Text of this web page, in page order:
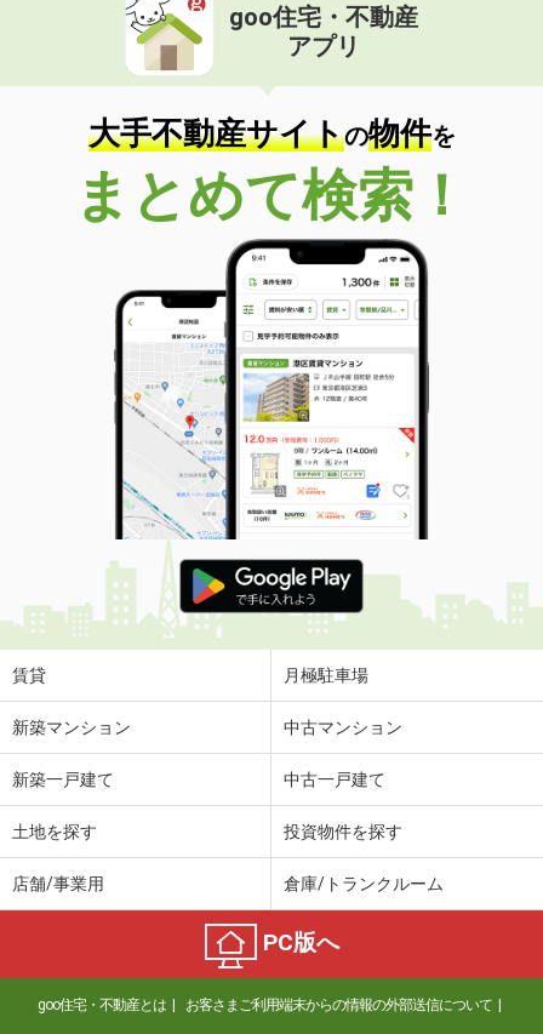
goo住宅・不動産
アプリ
大手不動産サイトの物件を
まとめて検索！
賃貸 月極駐車場
新築マンション 中古マンション
新築一戸建て 中古一戸建て
土地を探す 投資物件を探す
店舗/事業用 倉庫/トランクルーム
PC版へ
goo住宅・不動産とは お客さまご利用端末からの情報の外部送信について